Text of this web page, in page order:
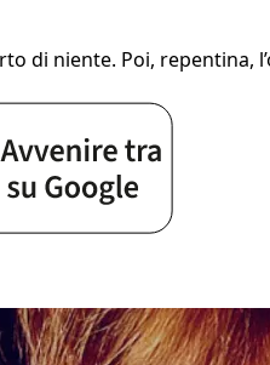
di niente. Poi, repentina,